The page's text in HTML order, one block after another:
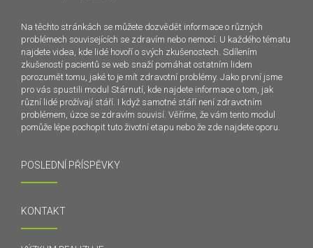
Na těchto stránkách se můžete dozvědět informace o různých
problémech souvisejících se zdravím nebo nemocí. U každého tématu
najdete videa, kde lidé hovoří o svých zkušenostech. Sdílením
zkušeností pacientů se web snaží pomáhat ostatním lidem
porozumět tomu, jaké to je mít zdravotní problémy. Jako první jsme
pro vás spustili modul Stárnutí, kde najdete informace o tom, jak
různí lidé prožívají stáří. I když samotné stáří není zdravotním
problémem, úzce se zdravím souvisí. Věříme, že vám tento modul
pomůže lépe pochopit tuto životní etapu nebo že zde najdete oporu.
POSLEDNÍ PŘÍSPĚVKY
KONTAKT